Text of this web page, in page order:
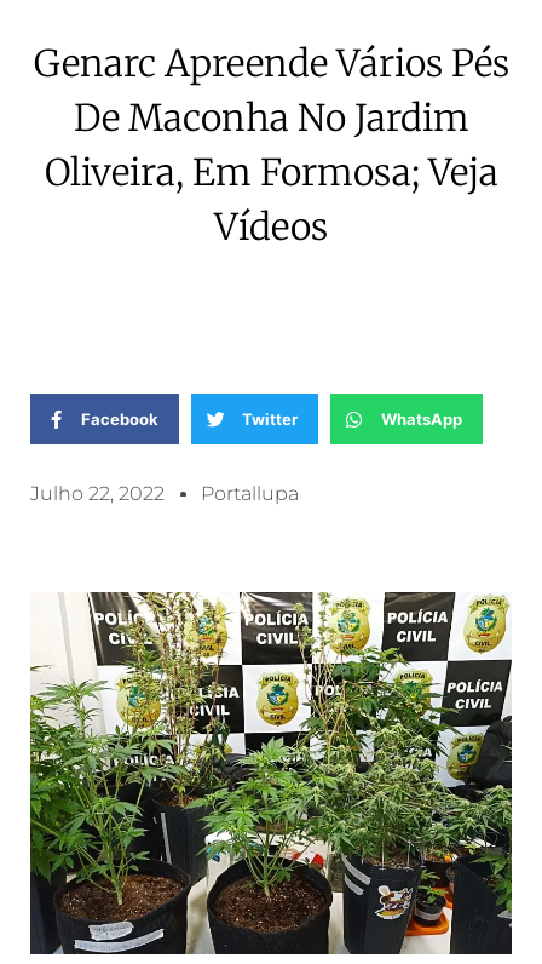
Genarc Apreende Vários Pés
De Maconha No Jardim
Oliveira, Em Formosa; Veja
Vídeos
Facebook Twitter WhatsApp
Julho 22, 2022 Portallupa